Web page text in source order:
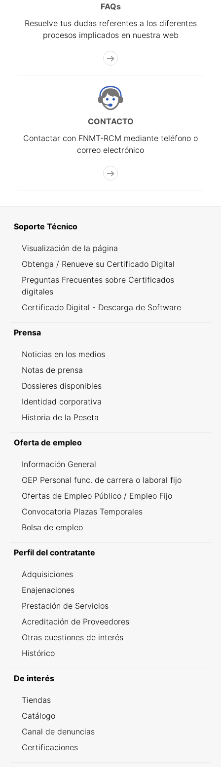
FAQs
Resuelve tus dudas referentes a los diferentes
procesos implicados en nuestra web
CONTACTO
Contactar con FNMT-RCM mediante teléfono o
correo electrónico
Soporte Técnico
Visualización de la página
Obtenga / Renueve su Certificado Digital
Preguntas Frecuentes sobre Certificados
digitales
Certificado Digital - Descarga de Software
Prensa
Noticias en los medios
Notas de prensa
Dossieres disponibles
Identidad corporativa
Historia de la Peseta
Oferta de empleo
Información General
OEP Personal func. de carrera o laboral fijo
Ofertas de Empleo Público / Empleo Fijo
Convocatoria Plazas Temporales
Bolsa de empleo
Perfil del contratante
Adquisiciones
Enajenaciones
Prestación de Servicios
Acreditación de Proveedores
Otras cuestiones de interés
Histórico
De interés
Tiendas
Catálogo
Canal de denuncias
Certificaciones